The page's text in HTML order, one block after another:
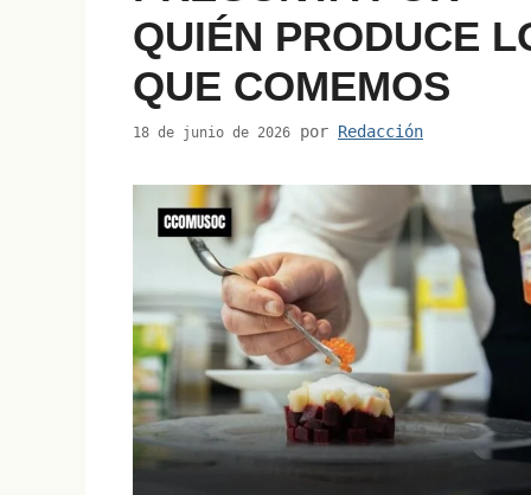
QUIÉN PRODUCE
QUE COMEMOS
18 de junio de 2026 por Redacción